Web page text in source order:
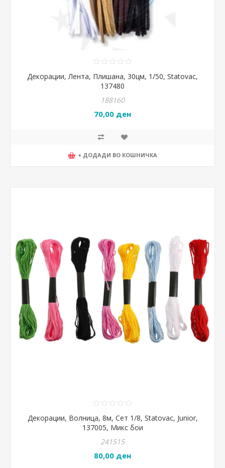
Декорации, Лента, Плишана, 30цм, 1/50, Statovac,
137480
188160
70,00 ден
+ ДОДАДИ ВО КОШНИЧКА
Декорации, Волница, 8м, Сет 1/8, Statovac, Junior,
137005, Микс бои
241515
80,00 ден